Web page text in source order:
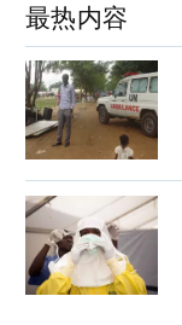
最热内容